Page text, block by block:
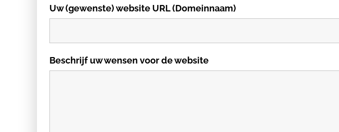
Uw (gewenste) website URL (Domeinnaam)
Beschrijf uw wensen voor de website